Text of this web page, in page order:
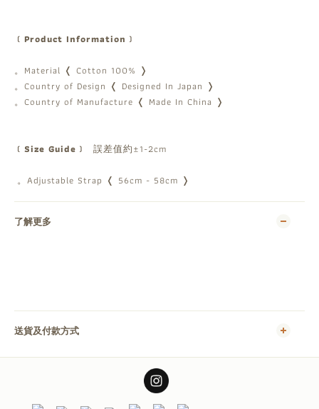
﹝Product Information﹞
。Material ❬ Cotton 100% ❭
。Country of Design ❬ Designed In Japan ❭
。Country of Manufacture ❬ Made In China ❭
﹝Size Guide﹞ 誤差值約±1-2cm
。Adjustable Strap ❬ 56cm - 58cm ❭
了解更多
送貨及付款方式